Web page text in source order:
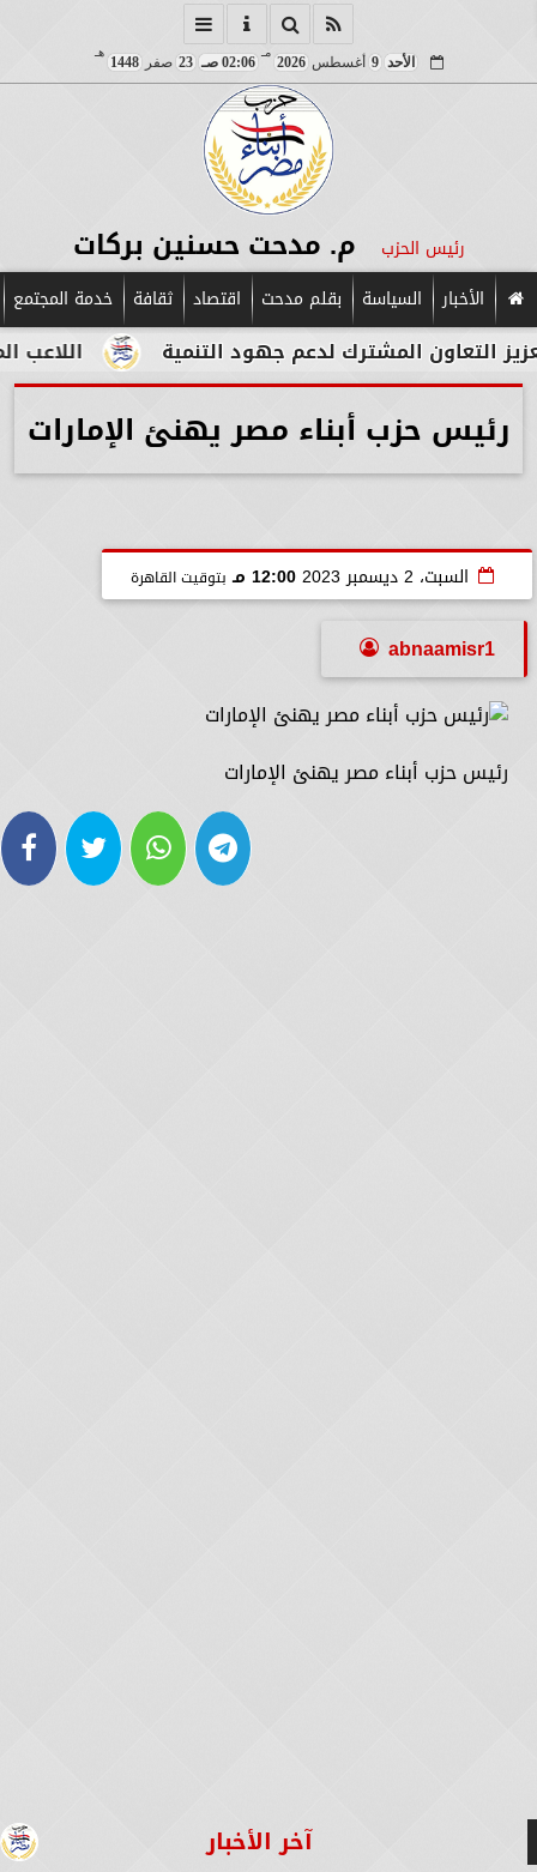
الأحد 9 أغسطس2026
مـ
02:06 صـ 23 صفر1448
هـ
رئيس الحزب م. مدحت حسنين بركات
الأخبار السياسة بقلم مدحت اقتصاد ثقافة خدمة المجتمع
اللاعب المشترك لدعم جهود التنمية
رئيس حزب أبناء مصر يهنئ الإمارات
السبت، 2 ديسمبر 2023 12:00 مـ بتوقيت القاهرة
abnaamisr1
رئيس حزب أبناء مصر يهنئ الإمارات
آخر الأخبار